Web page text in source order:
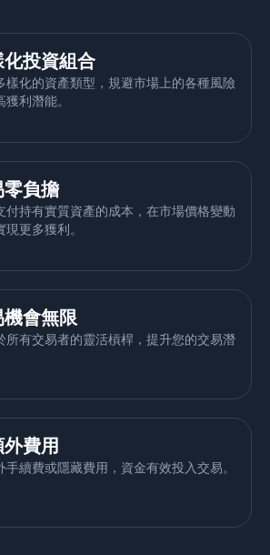
化投資組合
樣化的資產類型，規避市場上的各種風險
獲利潛能。
零負擔
付持有實質資產的成本，在市場價格變動
現更多獲利。
機會無限
所有交易者的靈活槓桿，提升您的交易潛
費用
手續費或隱藏費用，資金有效投入交易。